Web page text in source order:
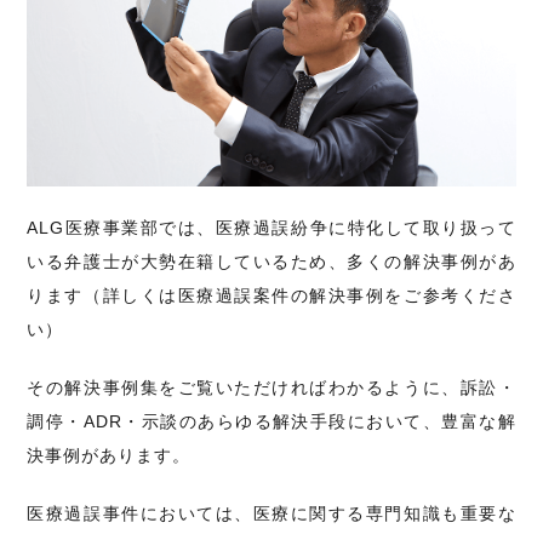
ALG医療事業部では、医療過誤紛争に特化して取り扱って
いる弁護士が大勢在籍しているため、多くの解決事例があ
ります（詳しくは医療過誤案件の解決事例をご参考くださ
い）
その解決事例集をご覧いただければわかるように、訴訟・
調停・ADR・示談のあらゆる解決手段において、豊富な解
決事例があります。
医療過誤事件においては、医療に関する専門知識も重要な